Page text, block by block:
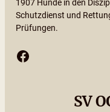
1907 Hunde in den
Schutzdienst und
Prüfungen.
Facebook
SV